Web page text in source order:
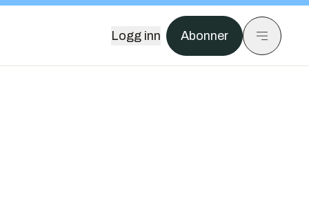
Logg inn Abonner